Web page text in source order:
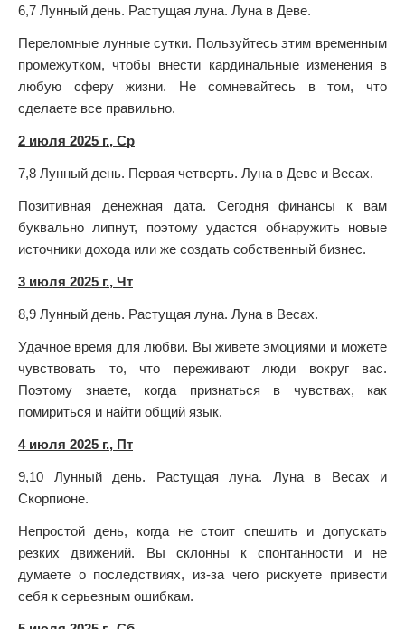
6,7 Лунный день. Растущая луна. Луна в Деве.
Переломные лунные сутки. Пользуйтесь этим временным
промежутком, чтобы внести кардинальные изменения в
любую сферу жизни. Не сомневайтесь в том, что
сделаете все правильно.
2 июля 2025 г., Ср
7,8 Лунный день. Первая четверть. Луна в Деве и Весах.
Позитивная денежная дата. Сегодня финансы к вам
буквально липнут, поэтому удастся обнаружить новые
источники дохода или же создать собственный бизнес.
3 июля 2025 г., Чт
8,9 Лунный день. Растущая луна. Луна в Весах.
Удачное время для любви. Вы живете эмоциями и можете
чувствовать то, что переживают люди вокруг вас.
Поэтому знаете, когда признаться в чувствах, как
помириться и найти общий язык.
4 июля 2025 г., Пт
9,10 Лунный день. Растущая луна. Луна в Весах и
Скорпионе.
Непростой день, когда не стоит спешить и допускать
резких движений. Вы склонны к спонтанности и не
думаете о последствиях, из-за чего рискуете привести
себя к серьезным ошибкам.